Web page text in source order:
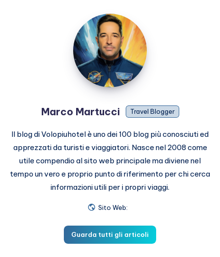
Marco
Martucci
Marco Martucci Travel Blogger
Il blog di Volopiuhotel è uno dei 100 blog più conosciuti ed
apprezzati da turisti e viaggiatori. Nasce nel 2008 come
utile compendio al sito web principale ma diviene nel
tempo un vero e proprio punto di riferimento per chi cerca
informazioni utili per i propri viaggi.
Sito Web:
Guarda tutti gli articoli